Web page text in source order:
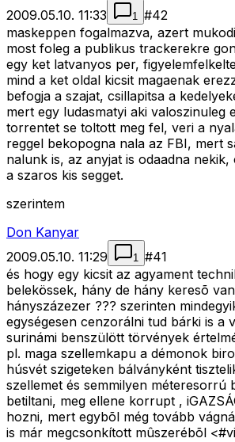
2009.05.10. 11:33 1 #42
maskeppen fogalmazva, azert
most foleg a publikus trackerekre
egy ket latvanyos per,
mind a ket oldal kicsit magaenak
befogja a szajat, csillapitsa a
mert egy ludasmatyi aki valoszinuleg
torrentet se toltott meg fel, veri a
reggel bekopogna nala az FBI, mert
nalunk is, az anyjat is odaadna
a szaros kis segget.
szerintem
Don Kanyar
2009.05.10. 11:29
1 #41
és hogy egy kicsit az agyament
belekössek, hány de hány keresõ
hányszázezer ??? szerinten
egységesen cenzorálni tud bárki is a
surinámi benszülött törvények
pl. maga szellemkapu a démonok
húsvét szigeteken bálványként
szellemet és semmilyen méteresorrú
betiltani, meg ellene korrupt ,
hozni, mert egybõl még tovább
is már megcsonkított mûszerébõl